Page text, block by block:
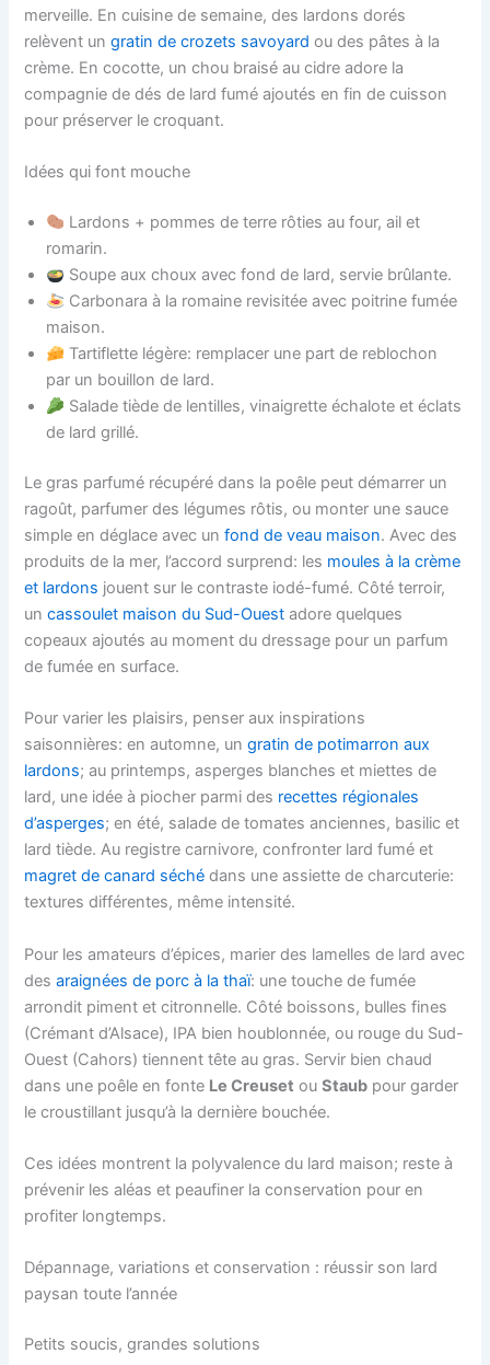
merveille. En cuisine de semaine, des lardons dorés
relèvent ungratin de crozets savoyard ou des pâtes à la
crème. En cocotte, un chou braisé au cidre adore la
compagnie de dés de lard fumé ajoutés en fin de cuisson
pour préserver le croquant.
Idées qui font mouche
Lardons + pommes de terre rôties au four, ail et
romarin.
Soupe aux choux avec fond de lard, servie brûlante.
Carbonara à la romaine revisitée avec poitrine fumée
maison.
Tartiflette légère: remplacer une part de reblochon
par un bouillon de lard.
Salade tiède de lentilles, vinaigrette échalote et éclats
de lard grillé.
Le gras parfumé récupéré dans la poêle peut démarrer un
ragoût, parfumer des légumes rôtis, ou monter une sauce
simple en déglace avec unfond de veau maison. Avec des
produits de la mer, l’accord surprend: les moules à la crème
et lardons jouent sur le contraste iodé-fumé. Côté terroir,
uncassoulet maison du Sud-Ouest adore quelques
copeaux ajoutés au moment du dressage pour un parfum
de fumée en surface.
Pour varier les plaisirs, penser aux inspirations
saisonnières: en automne, ungratin de potimarron aux
lardons; au printemps, asperges blanches et miettes de
lard, une idée à piocher parmi des recettes régionales
d’asperges; en été, salade de tomates anciennes, basilic et
lard tiède. Au registre carnivore, confronter lard fumé et
magret de canard séché dans une assiette de charcuterie:
textures différentes, même intensité.
Pour les amateurs d’épices, marier des lamelles de lard avec
desaraignées de porc à la thaï: une touche de fumée
arrondit piment et citronnelle. Côté boissons, bulles fines
(Crémant d’Alsace), IPA bien houblonnée, ou rouge du Sud-
Ouest (Cahors) tiennent tête au gras. Servir bien chaud
dans une poêle en fonte Le Creuset ouStaub pour garder
le croustillant jusqu’à la dernière bouchée.
Ces idées montrent la polyvalence du lard maison; reste à
prévenir les aléas et peaufiner la conservation pour en
profiter longtemps.
Dépannage, variations et conservation : réussir son lard
paysan toute l’année
Petits soucis, grandes solutions